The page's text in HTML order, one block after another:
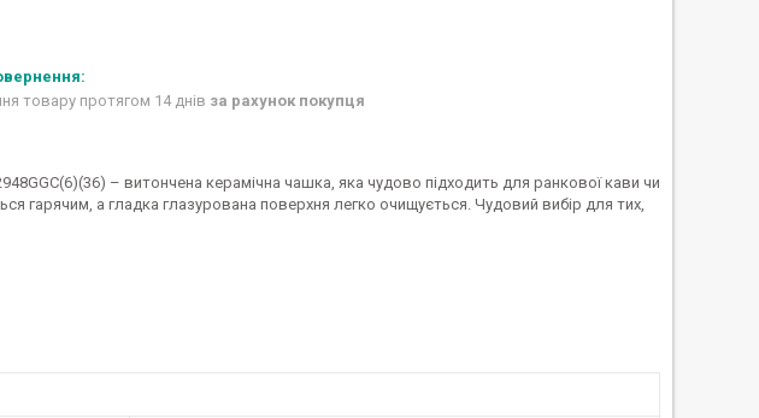
товару протягом 14 днів за рахунок покупця
– витончена керамічна чашка, яка чудово підходить для ранкової кави чи
гарячим, а гладка глазурована поверхня легко очищується. Чудовий вибір для тих,